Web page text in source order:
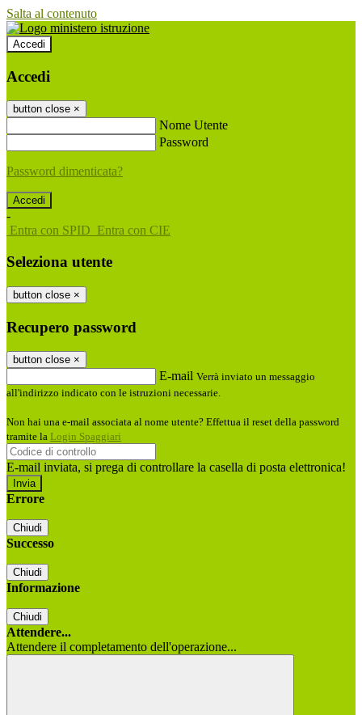
Salta al contenuto
Accedi
Accedi
button close ×
Nome Utente
Password
Password dimenticata?
-
Entra con SPID Entra con CIE
Seleziona utente
button close ×
Recupero password
button close ×
E-mail Verrà inviato un messaggio
all'indirizzo indicato con le istruzioni necessarie.
Non hai una e-mail associata al nome utente? Effettua il reset della password
tramite la Login Spaggiari
E-mail inviata, si prega di controllare la casella di posta elettronica!
Errore
Chiudi
Successo
Chiudi
Informazione
Chiudi
Attendere...
Attendere il completamento dell'operazione...